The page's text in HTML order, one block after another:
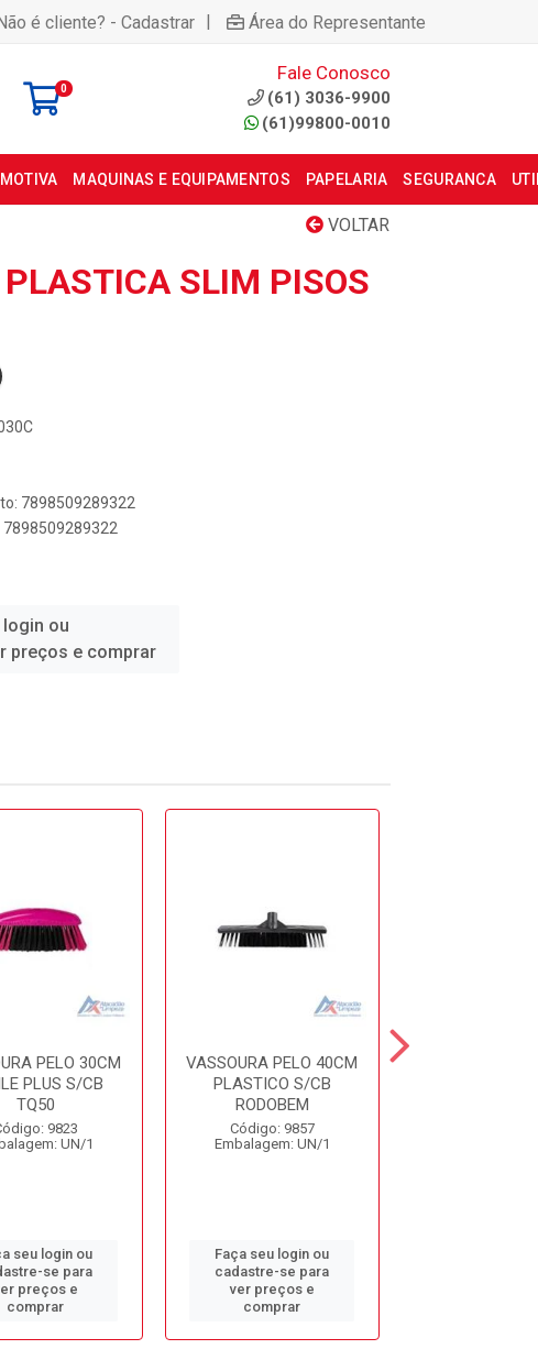
é cliente? - Cadastrar | Área do Representante
0
Fale Conosco
(61) 3036-9900
(61)99800-0010
MAQUINAS E EQUIPAMENTOS PAPELARIA SEGURANCA
VOLTAR
SLIM PISOS
7898509289322
7898509289322
login ou
preços e comprar
PELO 30CM
PLUS S/CB
TQ50
9823
UN/1
seu login ou
se para
preços e
comprar
VASSOURA PELO 40CM
PLASTICO S/CB
RODOBEM
Código: 9857
Embalagem: UN/1
Faça seu login ou
cadastre-se para
ver preços e
comprar